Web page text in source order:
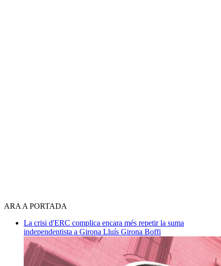
ARA A PORTADA
La crisi d'ERC complica encara més repetir la suma
independentista a Girona Lluís Girona Boffi